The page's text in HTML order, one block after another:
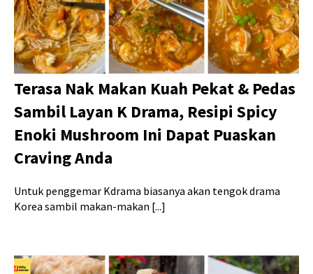
Terasa Nak Makan Kuah Pekat & Pedas
Sambil Layan K Drama, Resipi Spicy
Enoki Mushroom Ini Dapat Puaskan
Craving Anda
Untuk penggemar Kdrama biasanya akan tengok drama
Korea sambil makan-makan [...]